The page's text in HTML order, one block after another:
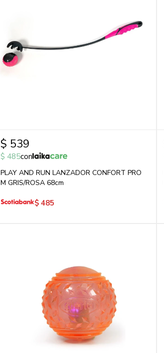
$ 539
$ 485con
PLAY AND RUN LANZADOR CONFORT PRO
M GRIS/ROSA 68cm
$ 485